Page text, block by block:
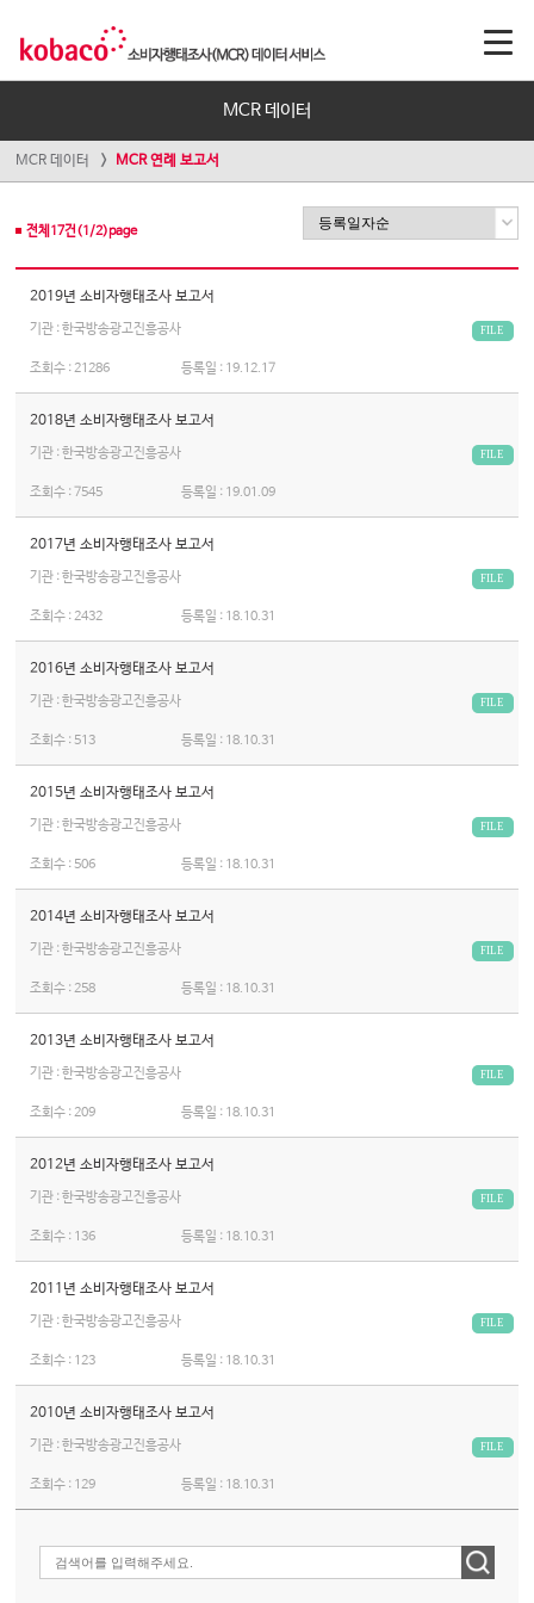
MCR 데이터
MCR 데이터 MCR 연례 보고서
전체 17건(1 /2)page
2019년 소비자행태조사 보고서
기관 : 한국방송광고진흥공사 FILE
조회수 :21286 등록일 : 19.12.17
2018년 소비자행태조사 보고서
기관 : 한국방송광고진흥공사 FILE
조회수 :7545 등록일 : 19.01.09
2017년 소비자행태조사 보고서
기관 : 한국방송광고진흥공사 FILE
조회수 :2432 등록일 : 18.10.31
2016년 소비자행태조사 보고서
기관 : 한국방송광고진흥공사 FILE
조회수 : 513 등록일 : 18.10.31
2015년 소비자행태조사 보고서
기관 : 한국방송광고진흥공사 FILE
조회수 : 506 등록일 : 18.10.31
2014년 소비자행태조사 보고서
기관 : 한국방송광고진흥공사 FILE
조회수 :258 등록일 : 18.10.31
2013년 소비자행태조사 보고서
기관 : 한국방송광고진흥공사 FILE
조회수 :209 등록일 : 18.10.31
2012년 소비자행태조사 보고서
기관 : 한국방송광고진흥공사 FILE
조회수 : 136 등록일 : 18.10.31
2011년 소비자행태조사 보고서
기관 : 한국방송광고진흥공사 FILE
조회수 : 123 등록일 : 18.10.31
2010년 소비자행태조사 보고서
기관 : 한국방송광고진흥공사 FILE
조회수 : 129 등록일 : 18.10.31